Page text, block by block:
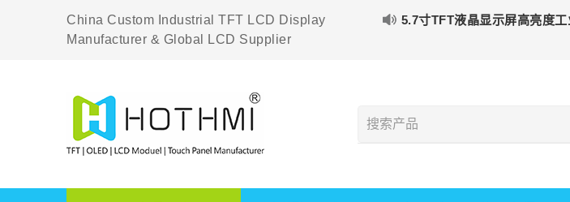
China Custom Industrial TFT LCD Display
Manufacturer & Global LCD Supplier
5.7寸TFT液晶显示屏高亮度